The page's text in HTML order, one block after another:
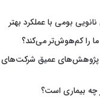
بومی با عملکرد بهتر
را کم‌هوش‌تر می‌کند؟
پژوهش‌های عمیق شرکت‌های
چه بیماری است؟